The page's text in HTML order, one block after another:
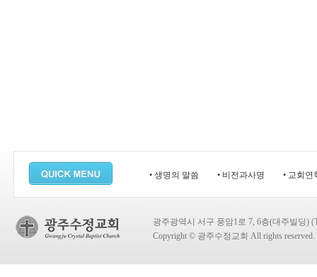
• 생명의 말씀 • 비전과사명 • 교회연
광주광역시 서구 풍암1로 7, 6층(대주빌딩)
Copyright © 광주수정교회 All rights reserved.